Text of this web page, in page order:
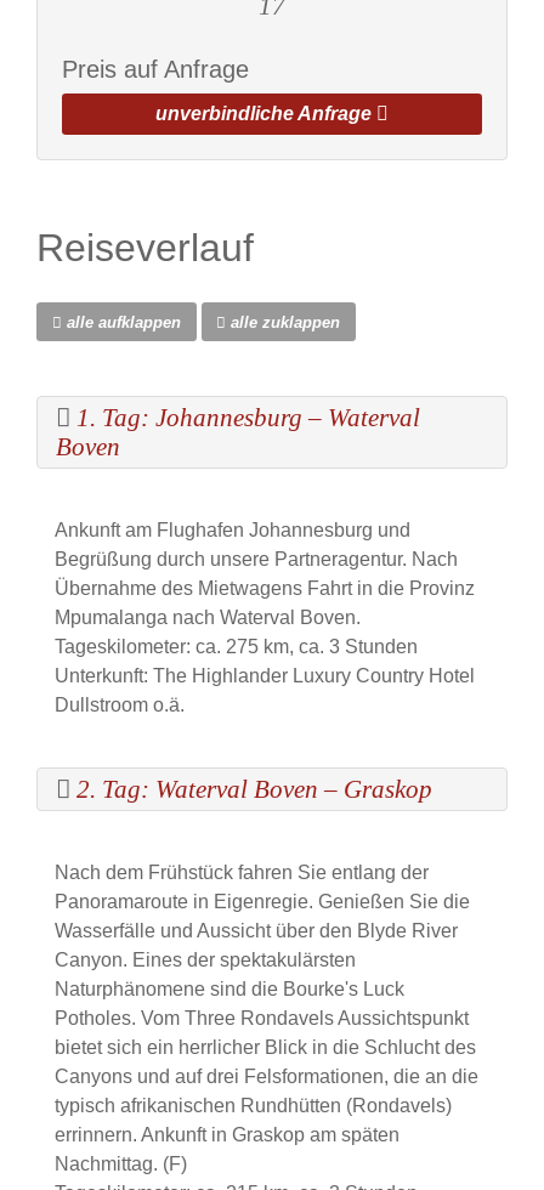
17
Preis auf Anfrage
unverbindliche Anfrage
Reiseverlauf
alle aufklappen alle zuklappen
1. Tag: Johannesburg – Waterval
Boven
Ankunft am Flughafen Johannesburg und
Begrüßung durch unsere Partneragentur. Nach
Übernahme des Mietwagens Fahrt in die Provinz
Mpumalanga nach Waterval Boven.
Tageskilometer: ca. 275 km, ca. 3 Stunden
Unterkunft: The Highlander Luxury Country Hotel
Dullstroom o.ä.
2. Tag: Waterval Boven – Graskop
Nach dem Frühstück fahren Sie entlang der
Panoramaroute in Eigenregie. Genießen Sie die
Wasserfälle und Aussicht über den Blyde River
Canyon. Eines der spektakulärsten
Naturphänomene sind die Bourke's Luck
Potholes. Vom Three Rondavels Aussichtspunkt
bietet sich ein herrlicher Blick in die Schlucht des
Canyons und auf drei Felsformationen, die an die
typisch afrikanischen Rundhütten (Rondavels)
errinnern. Ankunft in Graskop am späten
Nachmittag. (F)